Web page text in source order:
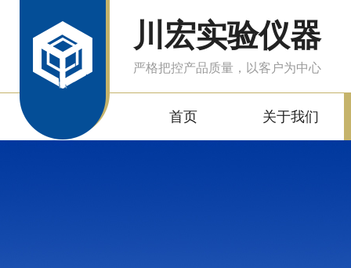
川宏实验仪器
严格把控产品质量，以客户为中心
首页 关于我们